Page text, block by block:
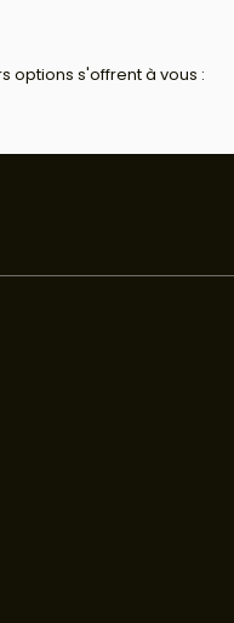
options s'offrent à vous :